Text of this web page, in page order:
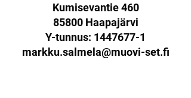
Kumisevantie 460
85800 Haapajärvi
Y-tunnus: 1447677-1
markku.salmela@muovi-set.fi